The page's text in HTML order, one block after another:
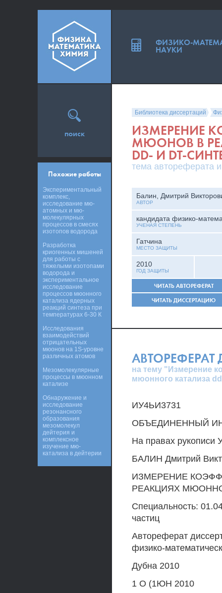
Библиотека диссертаций
ИЗМЕРЕНИЕ
МЮОНОВ В
DD- И DT-
тема автореферата
Балин, Дмитрий
АВТОР
кандидата физико-
УЧЕНАЯ СТЕПЕНЬ
Гатчина
МЕСТО ЗАЩИТЫ
2010
ГОД ЗАЩИТЫ
ЧИТАТЬ АВТОРЕФЕРАТ
ЧИТАТЬ ДИССЕРТАЦИЮ
АВТОРЕФЕРАТ
на тему "Измерение
мюонного катализа
ИУ4ЬИ3731
ОБЪЕДИНЕННЫЙ
На правах рукописи
БАЛИН Дмитрий
ИЗМЕРЕНИЕ
РЕАКЦИЯХ
Специальность:
частиц
Автореферат
физико-
Дубна 2010
1 О (1ЮН 2010
поиск
Похожие работы
Экспериментальный
комплекс,
исследование мю-
атомных и мю-
молекулярных
процессов в смесях
изотопов водорода
Разработка
криогенных мишеней
для работы с
тяжелыми изотопами
водорода и
экспериментальное
исследование
процессов мюонного
катализа ядерных
реакций синтеза при
температурах 6-30 К
Исследования
взаимодействий
отрицательных
мюонов на 1S-уровне
различных атомов
Мезомолекулярные
процессы в мюонном
катализе
Обнаружение и
исследование
резонансного
образования
мезомолекул
дейтерия и
комплексное
изучение мю-
катализа в дейтерии
ФИЗИКО-
НАУКИ